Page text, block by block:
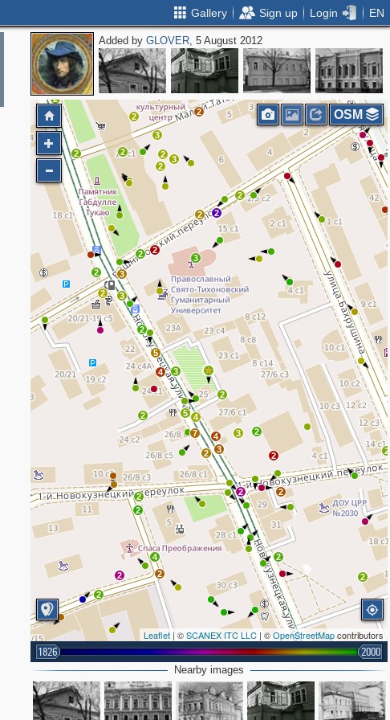
Gallery Sign up Login EN
Added byGLOVER, 5 August 2012
3
2
2
2
2
2
2
3
3
2
7
5 4
4
2
5
2
2
2
3
3
2
2
4 3
2
2
2
2
2
4
2
2
2
2
2
2
2
3
3
2
2 2
2
2
2
3
Leaflet | ©SCANEX ITC LLC | ©OpenStreetMapcontributors
1826 2000
OSM
Nearby images